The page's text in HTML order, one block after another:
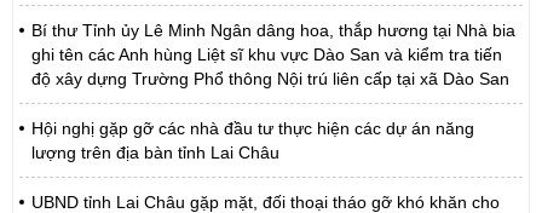
Bí thư Tỉnh ủy Lê Minh Ngân dâng hoa, thắp hương tại Nhà bia
ghi tên các Anh hùng Liệt sĩ khu vực Dào San và kiểm tra tiến
độ xây dựng Trường Phổ thông Nội trú liên cấp tại xã Dào San
Hội nghị gặp gỡ các nhà đầu tư thực hiện các dự án năng
lượng trên địa bàn tỉnh Lai Châu
UBND tỉnh Lai Châu gặp mặt, đối thoại tháo gỡ khó khăn cho